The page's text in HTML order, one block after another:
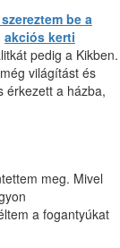
be a
akciós kerti
pedig a Kikben.
világítást és
érkezett a házba,
meg. Mivel
a fogantyúkat